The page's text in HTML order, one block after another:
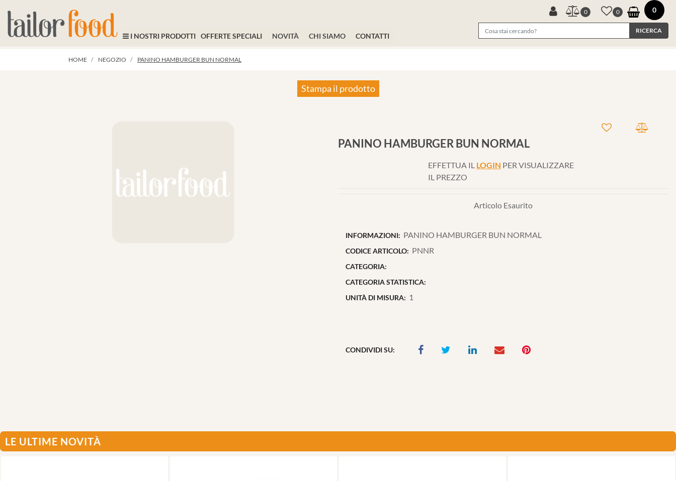
I NOSTRI PRODOTTI OFFERTE SPECIALI NOVITÀ CHI SIAMO CONTATTI
0 0 0
HOME NEGOZIO PANINO HAMBURGER BUN NORMAL
Stampa il prodotto
PANINO HAMBURGER BUN NORMAL
EFFETTUA IL LOGIN PER VISUALIZZARE
IL PREZZO
Articolo Esaurito
INFORMAZIONI: PANINO HAMBURGER BUN NORMAL
CODICE ARTICOLO: PNNR
CATEGORIA:
CATEGORIA STATISTICA:
UNITÀ DI MISURA: 1
CONDIVIDI SU:
LE ULTIME NOVITÀ